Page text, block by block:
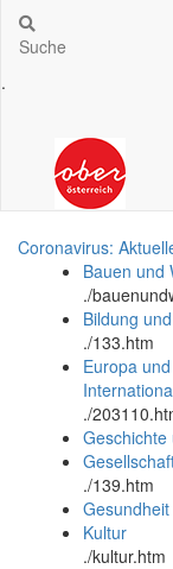
Suche
.
Coronavirus:
Bauen und
./
Bildung
./133.htm
Europa und
./
./139.htm
Gesundheit
Kultur
./kultur.htm